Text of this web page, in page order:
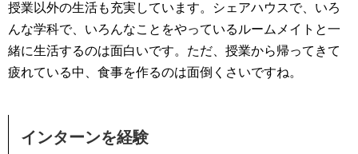
授業以外の生活も充実しています。シェアハウスで、いろ
んな学科で、いろんなことをやっているルームメイトと一
緒に生活するのは面白いです。ただ、授業から帰ってきて
疲れている中、食事を作るのは面倒くさいですね。
インターンを経験